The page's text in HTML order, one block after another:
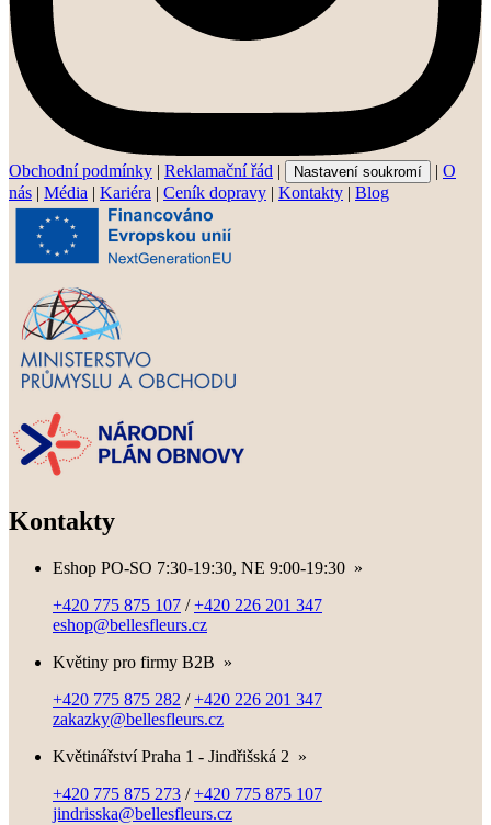
Obchodní podmínky | Reklamační řád | Nastavení soukromí | O
nás | Média | Kariéra | Ceník dopravy | Kontakty | Blog
Kontakty
Eshop PO-SO 7:30-19:30, NE 9:00-19:30 »
+420 775 875 107 /+420 226 201 347
eshop@bellesfleurs.cz
Květiny pro firmy B2B »
+420 775 875 282 /+420 226 201 347
zakazky@bellesfleurs.cz
Květinářství Praha 1 - Jindřišská 2 »
+420 775 875 273 /+420 775 875 107
jindrisska@bellesfleurs.cz